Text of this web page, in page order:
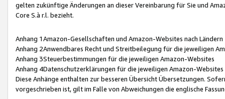
gelten zukünftige Änderungen an dieser Vereinbarung für Sie und
Core S.à r.l. bezieht.
Anhang 1Amazon-Gesellschaften und Amazon-Websites nach Ländern
Anhang 2Anwendbares Recht und Streitbeilegung für die jeweiligen
Anhang 3Steuerbestimmungen für die jeweiligen Amazon-Websites
Anhang 4Datenschutzerklärungen für die jeweiligen Amazon-Websites
Diese Anhänge enthalten zur besseren Übersicht Übersetzungen.
vorgeschrieben ist, gilt im Falle von Abweichungen die englische